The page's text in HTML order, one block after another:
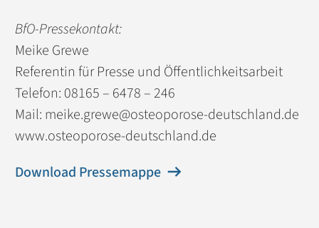
BfO-Pressekontakt:
Meike Grewe
Referentin für Presse und Öffentlichkeitsarbeit
Telefon: 08165 – 6478 – 246
Mail: meike.grewe@osteoporose-deutschland.de
www.osteoporose-deutschland.de
Download Pressemappe